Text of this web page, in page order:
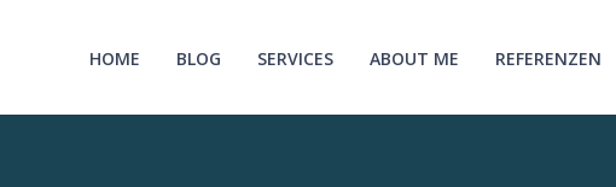
HOME BLOG SERVICES ABOUT ME REFERENZEN